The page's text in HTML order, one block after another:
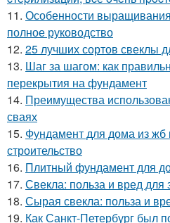
11. Особенности
полное руководство
12. 25 лучших сортов свеклы
13. Шаг за шагом: как
перекрытия на фундамент
14. Преимущества
сваях
15. Фундамент для дома из жб
строительство
16. Плитный фундамент для
17. Свекла: польза и вред для
18. Сырая свекла: польза и
19. Как Санкт-Петербург был